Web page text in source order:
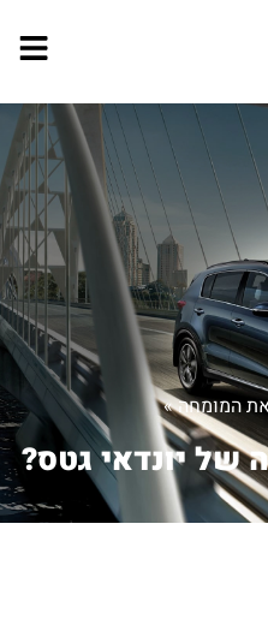
המומחה»
של יונדאי גטס?